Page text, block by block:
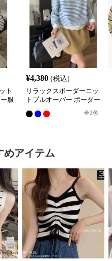
ト
服
¥4,380 (税込)
リラックスボーダーニッ
トプルオーバー ボーダー
全3色
めアイテム